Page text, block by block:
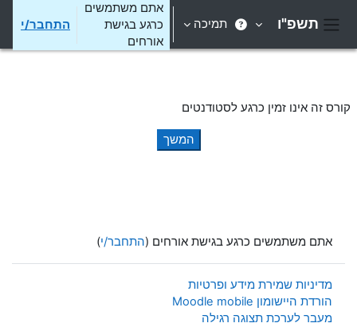
תשפ"ו תמיכה
אתם משתמשים
כרגע בגישת
אורחים
התחבר/י
קורס זה אינו זמין כרגע לסטודנטים
המשך
אתם משתמשים כרגע בגישת אורחים (התחבר/י)
מדיניות שמירת מידע ופרטיות
הורדת היישומון Moodle mobile
מעבר לערכת תצוגה רגילה